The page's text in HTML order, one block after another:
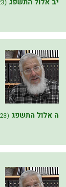
(29.08.2023)
ה אלול התשפג (22.08.2023)